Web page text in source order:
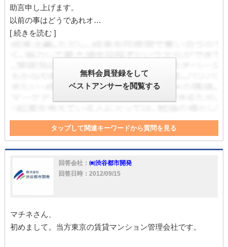
助言申し上げます。
以前の事はどうであれオ…
[ 続きを読む ]
無料会員登録をして
ベストアンサーを閲覧する
タップして関連キーワードから質問を見る
建物 契約解除 損害 明け渡し請求 強制執行
訴訟
ペット飼育
明け渡し
回答会社： ㈱渋谷都市開発
回答日時：2012/09/15
マチネさん、
初めまして。当方東京の賃貸マンション管理会社です。